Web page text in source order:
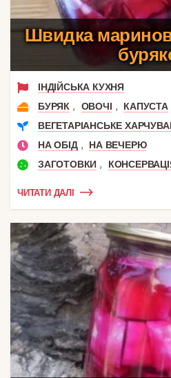
Швидка
ІНДІЙСЬКА КУХНЯ
БУРЯК , ОВОЧІ ,
КАПУСТА
ВЕГЕТАРІАНСЬКЕ
НА ОБІД ,
НА ВЕЧЕРЮ
ЗАГОТОВКИ ,
ЧИТАТИ ДАЛІ